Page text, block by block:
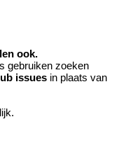
ook.
gebruiken zoeken
issues in plaats van